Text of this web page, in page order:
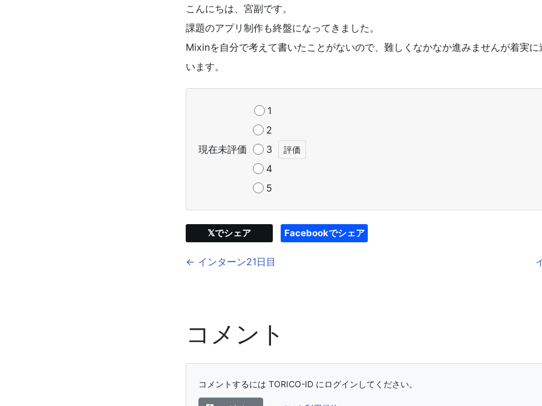
こんにちは、宮副です。
課題のアプリ制作も終盤になってきました。
Mixinを自分で考えて書いたことがないので、難しくなかなか進みませんが着実
います。
現在未評価
1
2
3
4
5
𝕏でシェア Facebookでシェア
← インターン21日目
コメント
コメントするには TORICO-ID にログインしてください。